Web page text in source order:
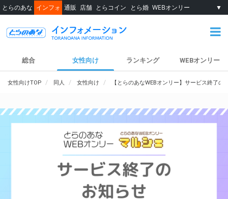
とらのあな インフォ 通販 店舗 とらコイン とら婚 WEBオンリー ▼
総合 女性向け ランキング WEBオンリー
女性向けTOP 同人 女性向け 【とらのあなWEBオンリー】サービス終了の